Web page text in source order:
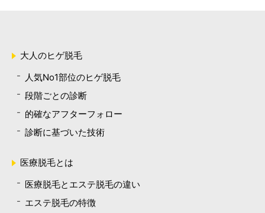
大人のヒゲ脱毛
人気No1部位のヒゲ脱毛
段階ごとの診断
的確なアフターフォロー
診断に基づいた技術
医療脱毛とは
医療脱毛とエステ脱毛の違い
エステ脱毛の特徴